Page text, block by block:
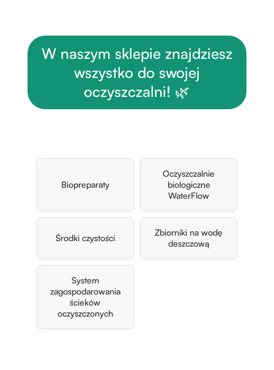
W naszym sklepie znajdziesz
wszystko do swojej
oczyszczalni! 🌿
Biopreparaty
Oczyszczalnie
biologiczne
WaterFlow
Środki czystości
Zbiorniki na wodę
deszczową
System
zagospodarowania
ścieków
oczyszczonych